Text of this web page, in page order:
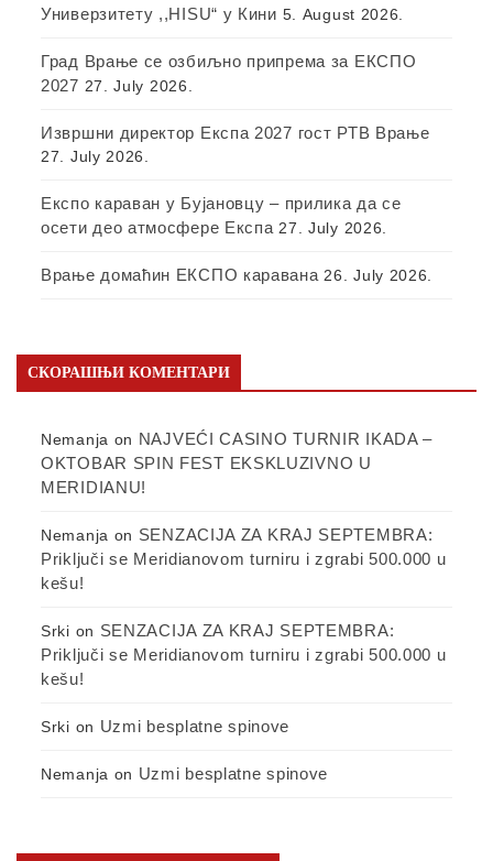
Универзитету ,,HISU“ у Кини 5. August 2026.
Град Врање се озбиљно припрема за ЕКСПО
2027 27. July 2026.
Извршни директор Експа 2027 гост РТВ Врање
27. July 2026.
Експо караван у Бујановцу – прилика да се
осети део атмосфере Експа 27. July 2026.
Врање домаћин ЕКСПО каравана 26. July 2026.
СКОРАШЊИ КОМЕНТАРИ
Nemanja on NAJVEĆI CASINO TURNIR IKADA –
OKTOBAR SPIN FEST EKSKLUZIVNO U
MERIDIANU!
Nemanja on SENZACIJA ZA KRAJ SEPTEMBRA:
Priključi se Meridianovom turniru i zgrabi 500.000 u
kešu!
Srki on SENZACIJA ZA KRAJ SEPTEMBRA:
Priključi se Meridianovom turniru i zgrabi 500.000 u
kešu!
Srki on Uzmi besplatne spinove
Nemanja on Uzmi besplatne spinove